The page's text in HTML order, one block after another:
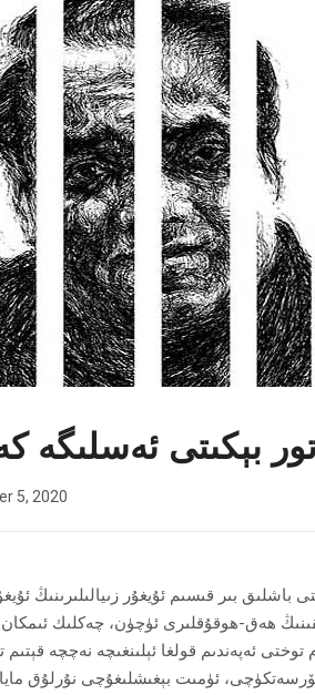
بېكىتى ئەسلىگە
5, 2020
باشلىق بىر قىسىم ئۇيغۇر زىيالىلىرىنىڭ
ھەق-ھوقۇقلىرى ئۈچۈن، چەكلىك
ئىدى. بۇ تور بېكىتى 2014-يىلى يانۋار ئىلھام توختى ئەپەندىم قولغا
كۆرسەتكۈچى، ئۈمىت بېغىشلىغۇچى نۇرلۇق